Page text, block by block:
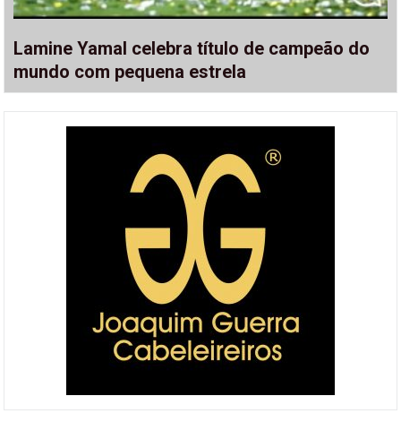
Lamine Yamal celebra título de campeão do
mundo com pequena estrela